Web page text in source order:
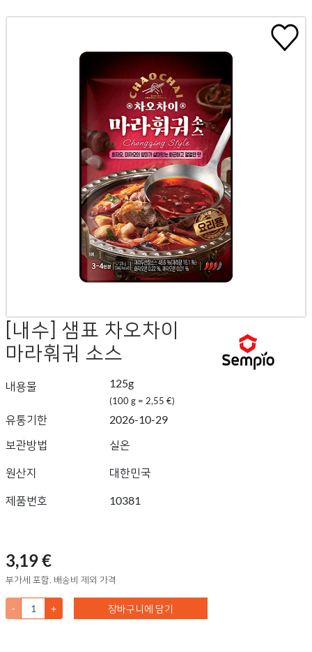
[내수] 샘표 차오차이
마라훠궈 소스
내용물 125g
(100 g = 2,55 €)
유통기한
2026-10-29
보관방법
실온
원산지 대한민국
제품번호 10381
3,19 €
부가세 포함, 배송비 제외 가격
- + 장바구니에 담기